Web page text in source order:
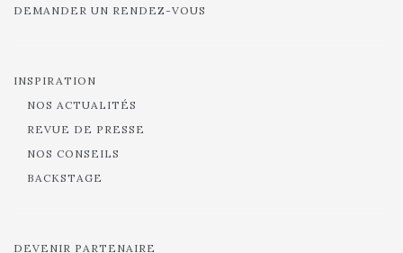
DEMANDER UN RENDEZ-VOUS
INSPIRATION
NOS ACTUALITÉS
REVUE DE PRESSE
NOS CONSEILS
BACKSTAGE
DEVENIR PARTENAIRE